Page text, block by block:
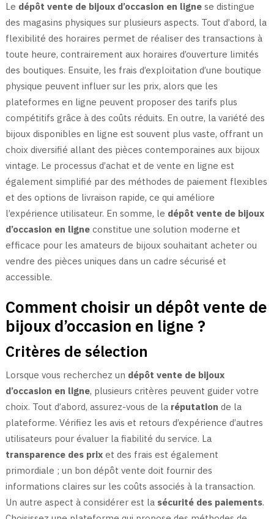
Le dépôt vente de bijoux d’occasion en lignese distingue
des magasins physiques sur plusieurs aspects. Tout d’abord, la
flexibilité des horaires permet de réaliser des transactions à
toute heure, contrairement aux horaires d’ouverture limités
des boutiques. Ensuite, les frais d’exploitation d’une boutique
physique peuvent influer sur les prix, alors que les
plateformes en ligne peuvent proposer des tarifs plus
compétitifs grâce à des coûts réduits. En outre, la variété des
bijoux disponibles en ligne est souvent plus vaste, offrant un
choix diversifié allant des pièces contemporaines aux bijoux
vintage. Le processus d’achat et de vente en ligne est
également simplifié par des méthodes de paiement flexibles
et des options de livraison rapide, ce qui améliore
l’expérience utilisateur. En somme, le dépôt vente de bijoux
d’occasion en ligneconstitue une solution moderne et
efficace pour les amateurs de bijoux souhaitant acheter ou
vendre des pièces uniques dans un cadre sécurisé et
accessible.
Comment choisir un dépôt vente de
bijoux d’occasion en ligne ?
Critères de sélection
Lorsque vous recherchez un dépôt vente de bijoux
d’occasion en ligne, plusieurs critères peuvent guider votre
choix. Tout d’abord, assurez-vous de la réputation de la
plateforme. Vérifiez les avis et retours d’expérience d’autres
utilisateurs pour évaluer la fiabilité du service. La
transparence des prixet des frais est également
primordiale ; un bon dépôt vente doit fournir des
informations claires sur les coûts associés à la transaction.
Un autre aspect à considérer est la sécurité des paiements.